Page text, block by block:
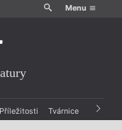
Menu
Příležitosti Tvárnice Archiv